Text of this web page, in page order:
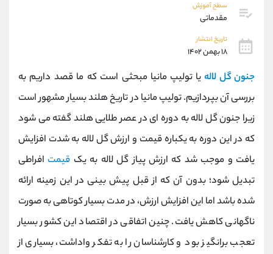
سطح آموزش
مقدماتی
تاریخ انتشار
۱۸ بهمن ۱۴۰۲
جنون گل لالهیا تولیپ مانیا مبحثی است که ما قصد داریم به
بررسی آن بپردازیم. تولیپ مانیا در تاریخ هلند بسیار مشهور است
زیرا جنون گل لاله به دوره ای در عصر طلایی هلند گفته می شود
که در این دوره به یکباره قیمت و ارزش گل لاله به شدت افزایش
یافت و موجب شد که ارزش پیاز گل لاله به یک قیمت افراطی
تبدیل شود؛ بدون آن که از قبل پیش بینی در این زمینه ارائه
شده باشد اما این افزایش ارزش، در مدت بسیار کوتاهی به صورت
ناگهانی کاهش یافت. چنین اتفاقی در اقتصاد این کشور بسیار
تعجب برانگیز بود و کارشناسان را به تفکر واداشت، بسیاری از
تلگرام
اطلاعات تماس
تلفن 021-22021030
021-22021040
اینستاگرام @alireza.mehrabii
کانال تلگرام @alirezamehrabi_com
@alirezamehrabi_official